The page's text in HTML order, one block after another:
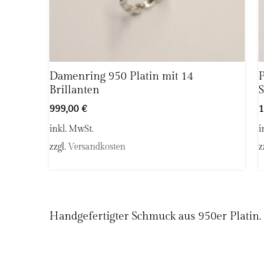
Damenring 950 Platin mit 14
Brillanten
999,00 €
inkl. MwSt.
zzgl. Versandkosten
Handgefertigter Schmuck aus 950er Platin.